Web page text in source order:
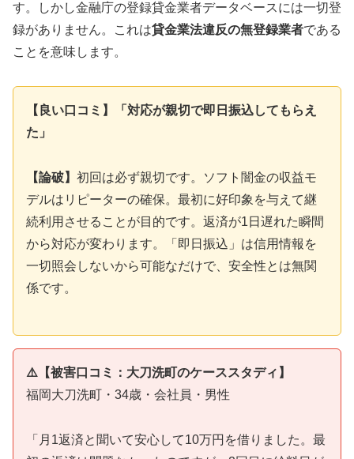
す。しかし金融庁の登録貸金業者データベースには一切登
録がありません。これは貸金業法違反の無登録業者である
ことを意味します。
【良い口コミ】「対応が親切で即日振込してもらえ
た」
【論破】 初回は必ず親切です。ソフト闇金の収益モ
デルはリピーターの確保。最初に好印象を与えて継
続利用させることが目的です。返済が1日遅れた瞬間
から対応が変わります。「即日振込」は信用情報を
一切照会しないから可能なだけで、安全性とは無関
係です。
⚠️【被害口コミ：大刀洗町のケーススタディ】
福岡大刀洗町・34歳・会社員・男性
「月1返済と聞いて安心して10万円を借りました。最